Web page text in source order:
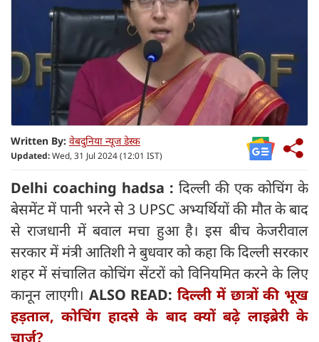
Written By: वेबदुनिया न्यूज डेस्क
Updated:Wed, 31 Jul 2024 (12:01 IST)
Delhi coaching hadsa : दिल्ली की एक कोचिंग के
बेसमेंट में पानी भरने से 3 UPSC अभ्यर्थियों की मौत के बाद
से राजधानी में बवाल मचा हुआ है। इस बीच केजरीवाल
सरकार में मंत्री आतिशी ने बुधवार को कहा कि दिल्ली सरकार
शहर में संचालित कोचिंग सेंटरों को विनियमित करने के लिए
कानून लाएगी। ALSO READ: दिल्ली में छात्रों की भूख
हड़ताल, कोचिंग हादसे के बाद क्यों बढ़े लाइब्रेरी के
चार्ज?